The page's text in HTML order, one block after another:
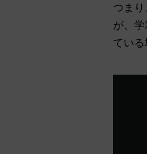
つま
が、
てい